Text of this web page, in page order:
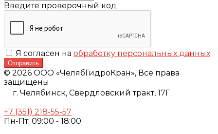
Введите проверочный код
Я согласен на обработку персональных данных
Отправить
© 2026 ООО «ЧелябГидроКран», Все права
защищены
г. Челябинск, Свердловский тракт, 17Г
+7 (351) 218-55-57
Пн-Пт: 09:00 - 18:00